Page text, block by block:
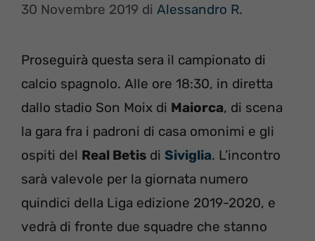
30 Novembre 2019 di Alessandro R.
Proseguirà questa sera il campionato di
calcio spagnolo. Alle ore 18:30, in diretta
dallo stadio Son Moix di Maiorca, di scena
la gara fra i padroni di casa omonimi e gli
ospiti del Real Betis di Siviglia. L’incontro
sarà valevole per la giornata numero
quindici della Liga edizione 2019-2020, e
vedrà di fronte due squadre che stanno